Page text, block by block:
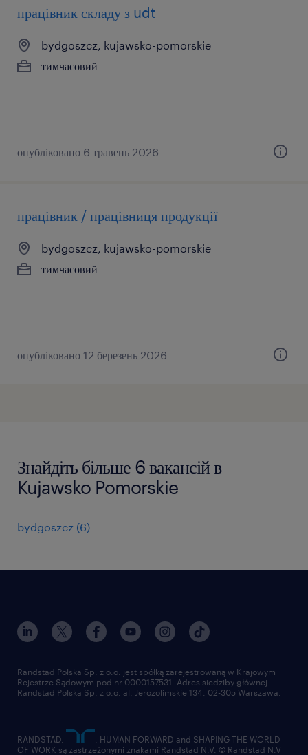
працівник складу з udt
bydgoszcz, kujawsko-pomorskie
тимчасовий
опубліковано 6 травень 2026
працівник / працівниця продукції
bydgoszcz, kujawsko-pomorskie
тимчасовий
опубліковано 12 березень 2026
Знайдіть більше 6 вакансій в
Kujawsko Pomorskie
bydgoszcz (6)
Randstad Polska Sp. z o.o. jest spółką zarejestrowaną w Krajowym
Rejestrze Sądowym pod nr 0000157531. Adres siedziby głównej
Randstad Polska Sp. z o.o. al. Jerozolimskie 134, 02-305 Warszawa.
RANDSTAD,
, HUMAN FORWARD and SHAPING THE WORLD
OF WORK są zastrzeżonymi znakami Randstad N.V. © Randstad N.V